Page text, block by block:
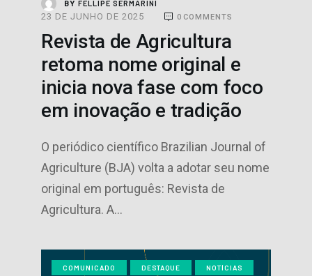
BY FELLIPE SERMARINI
23 DE JUNHO DE 2025 0 COMMENTS
Revista de Agricultura
retoma nome original e
inicia nova fase com foco
em inovação e tradição
O periódico científico Brazilian Journal of
Agriculture (BJA) volta a adotar seu nome
original em português: Revista de
Agricultura. A…
COMUNICADO DESTAQUE NOTÍCIAS